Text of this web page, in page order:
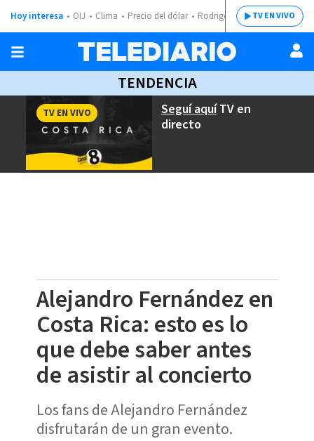
Hoy interesa OIJ Clima Precio del dólar Rodrigo ChavesTV EN VIVO
TENDENCIA
Seguí aquíTV en
directo
TV EN VIVO
Alejandro Fernández en
Costa Rica: esto es lo
que debe saber antes
de asistir al concierto
Los fans de Alejandro Fernández
disfrutarán de un gran evento.